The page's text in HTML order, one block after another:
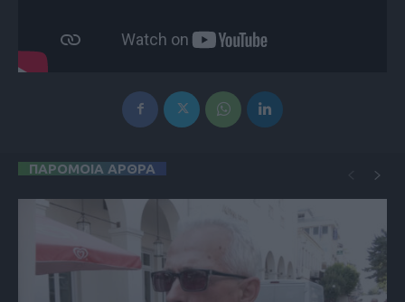
ΠΑΡΟΜΟΙΑ ΑΡΘΡΑ